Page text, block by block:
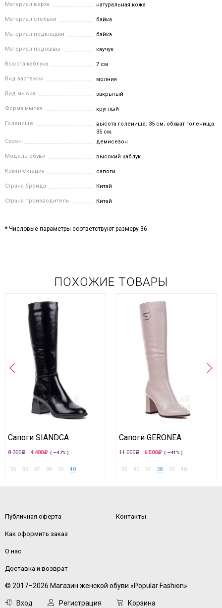
Материал верха натуральная кожа
Материал стельки байка
Материал подкладки байка
Материал подошвы каучук
Высота каблука 7 см
Вид застежки молния
Вид мыска закрытый
Форма мыска круглый
Голенище
высота голенища: 35 см; обхват голенища:
35 см.
Сезон
демисезон
Модель обуви высокий каблук
Комплектация сапоги
Страна бренда Китай
Страна производитель Китай
* Числовые параметры соответствуют размеру 36
ПОХОЖИЕ ТОВАРЫ
Сапоги SIANDCA
8 300 4 400 ( —47% )
35 36 37 38 39 40
Сапоги GERONEA
11 000 6 500 ( —41% )
35 36 37 38 39 40
Публичная оферта
Как оформить заказ
О нас
Доставка и возврат
Контакты
© 2017–2026 Магазин женской обуви «Popular Fashion»
Вход Регистрация Корзина